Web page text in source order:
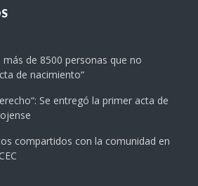
de 8500 personas que no
de nacimiento“
Se entregó la primer acta de
compartidos con la comunidad en